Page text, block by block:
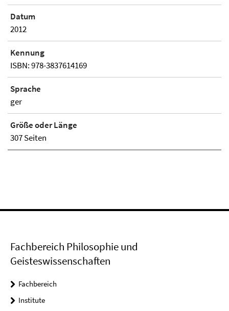
Datum
2012
Kennung
ISBN: 978-3837614169
Sprache
ger
Größe oder Länge
307 Seiten
Fachbereich Philosophie und
Geisteswissenschaften
Fachbereich
Institute